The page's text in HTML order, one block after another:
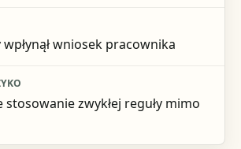
wpłynął wniosek pracownika
zwykłej reguły mimo